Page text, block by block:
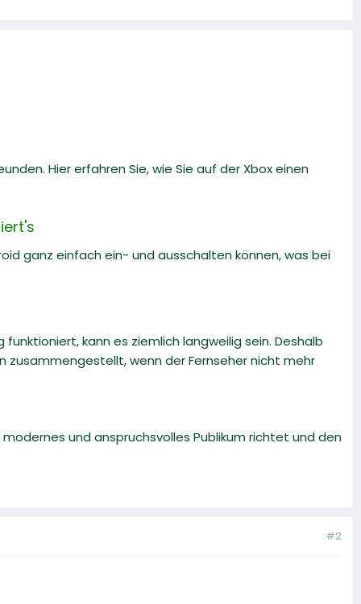
Hier erfahren Sie, wie Sie auf der Xbox einen
ganz einfach ein- und ausschalten können, was bei
kann es ziemlich langweilig sein. Deshalb
zusammengestellt, wenn der Fernseher nicht mehr
und anspruchsvolles Publikum richtet und den
#2